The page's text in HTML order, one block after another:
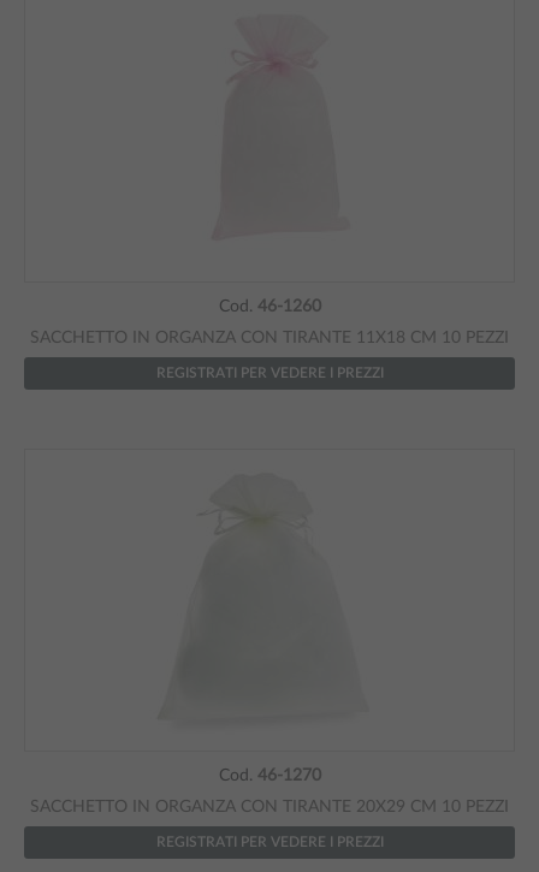
Cod. 46-1260
SACCHETTO IN ORGANZA CON TIRANTE 11X18 CM 10 PEZZI
REGISTRATI PER VEDERE I PREZZI
Cod. 46-1270
SACCHETTO IN ORGANZA CON TIRANTE 20X29 CM 10 PEZZI
REGISTRATI PER VEDERE I PREZZI